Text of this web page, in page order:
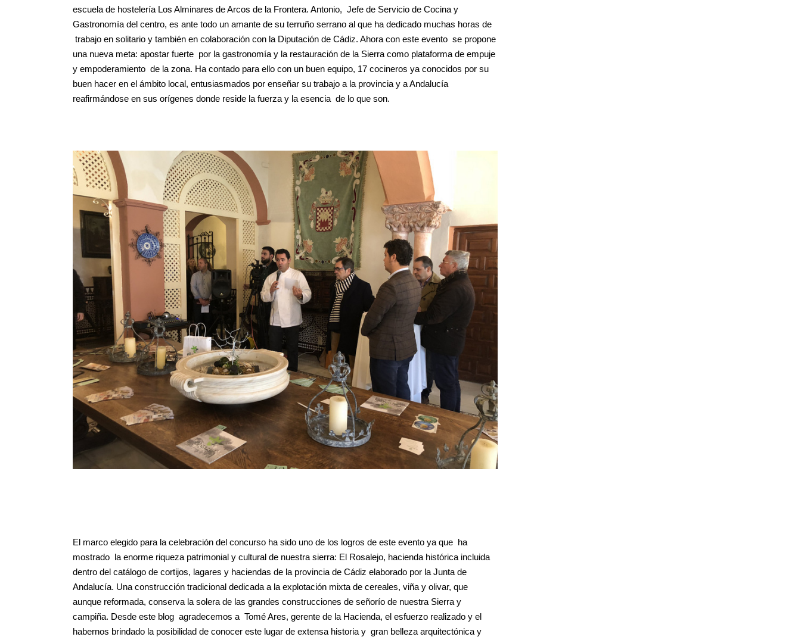
escuela de hostelería Los Alminares de Arcos de la Frontera. Antonio, Jefe de Servicio de Cocina y
Gastronomía del centro, es ante todo un amante de su terruño serrano al que ha dedicado muchas horas de
trabajo en solitario y también en colaboración con la Diputación de Cádiz. Ahora con este evento se propone
una nueva meta: apostar fuerte por la gastronomía y la restauración de la Sierra como plataforma de empuje
y empoderamiento de la zona. Ha contado para ello con un buen equipo, 17 cocineros ya conocidos por su
buen hacer en el ámbito local, entusiasmados por enseñar su trabajo a la provincia y a Andalucía
reafirmándose en sus orígenes donde reside la fuerza y la esencia de lo que son.
El marco elegido para la celebración del concurso ha sido uno de los logros de este evento ya que ha
mostrado la enorme riqueza patrimonial y cultural de nuestra sierra: El Rosalejo, hacienda histórica incluida
dentro del catálogo de cortijos, lagares y haciendas de la provincia de Cádiz elaborado por la Junta de
Andalucía. Una construcción tradicional dedicada a la explotación mixta de cereales, viña y olivar, que
aunque reformada, conserva la solera de las grandes construcciones de señorío de nuestra Sierra y
campiña. Desde este blog agradecemos a Tomé Ares, gerente de la Hacienda, el esfuerzo realizado y el
habernos brindado la posibilidad de conocer este lugar de extensa historia y gran belleza arquitectónica y